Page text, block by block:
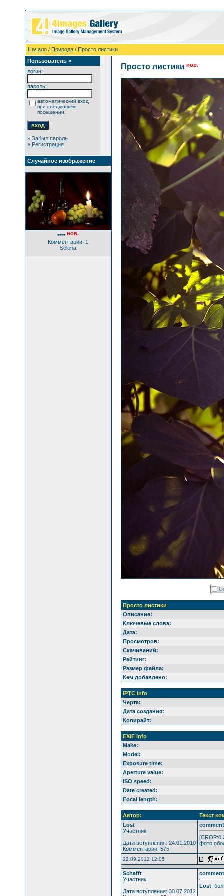
Начало/ Природа/ Просто листики
Пользователь »
логин:
пароль:
автоматический вход
при следующем
посещении.
» Забыл пароль
» Регистрация
Случайное изображение
**** нов.
Комментарии: 1
Selena
Просто листики нов.
Просто листики
Описание:
Ключевые слова:
Дата:
Просмотров:
Скачиваний:
Рейтинг:
Размер файла:
Кем добавлено:
IPTC Info
Черта:
Дата создания:
Копирайт:
EXIF Info
Make:
Model:
Exposure time:
Aperture value:
ISO speed:
Date created:
Focal length:
Автор:
Текст
Lost
Участник
Дата вступления: 24.01.2010
Комментарии: 575
comment
фото
22.09.2012 12:05
Schafft
Участник
Дата вступления: 30.07.2012
comment
Lost,